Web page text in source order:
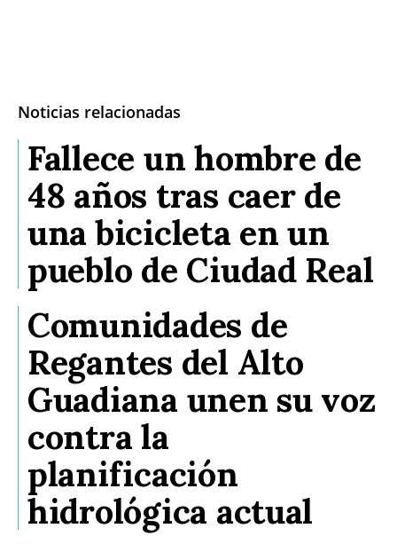
Noticias relacionadas
Fallece un hombre de
48 años tras caer de
una bicicleta en un
pueblo de Ciudad Real
Comunidades de
Regantes del Alto
Guadiana unen su voz
contra la
planificación
hidrológica actual